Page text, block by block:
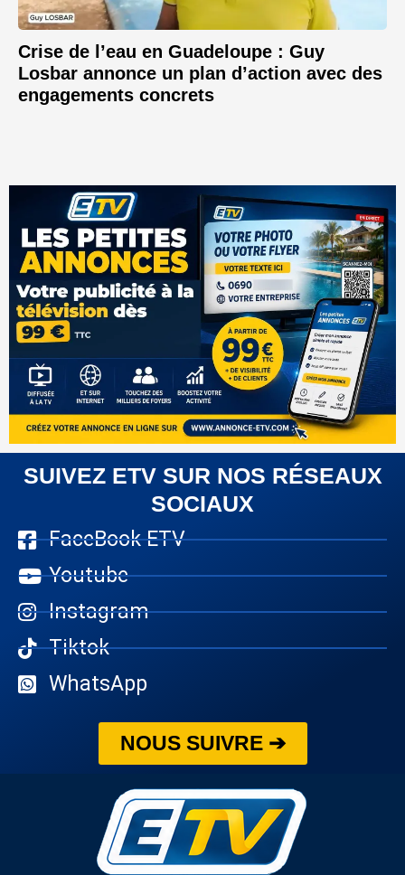
Crise de l’eau en Guadeloupe : Guy
Losbar annonce un plan d’action avec des
engagements concrets
SUIVEZ ETV SUR NOS RÉSEAUX
SOCIAUX
FaceBook ETV
Youtube
Instagram
Tiktok
WhatsApp
NOUS SUIVRE ➔